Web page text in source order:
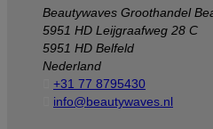
Beautywaves Groothandel
5951 HD Leijgraafweg 28 C
5951 HD Belfeld
Nederland
+31 77 8795430
info@beautywaves.nl